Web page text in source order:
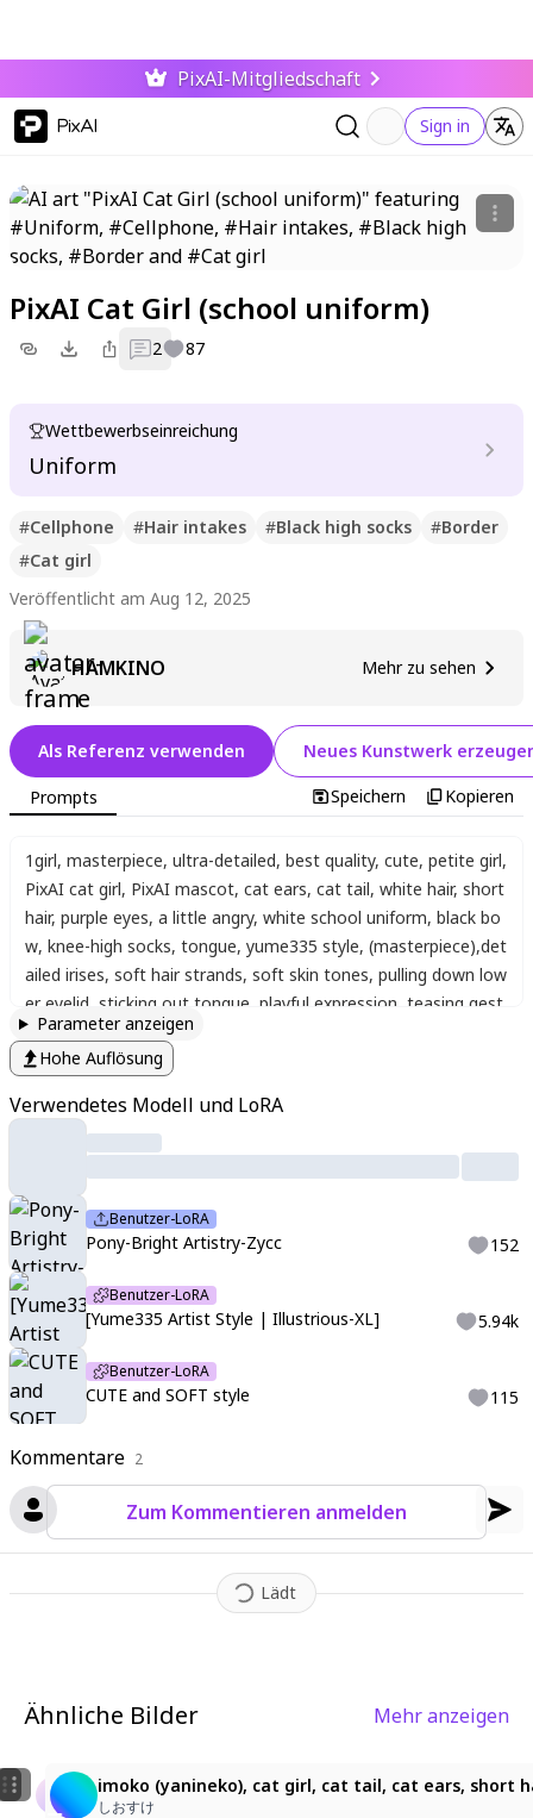
PixAI-Mitgliedschaft
PixAI Sign in
PixAI Cat Girl (school uniform)
2 87
Wettbewerbseinreichung
Uniform
#Cellphone #Hair intakes #Black high socks #Border
#Cat girl
Veröffentlicht am Aug 12, 2025
HAMKINO Mehr zu sehen
Kommentare 2
Zum Kommentieren anmelden
Lädt
Als Referenz verwenden Neues Kunstwerk
Prompts Speichern Kopieren
1girl, masterpiece, ultra-detailed, best quality, cute, petite girl,
PixAI cat girl, PixAI mascot, cat ears, cat tail, white hair, short
hair, purple eyes, a little angry, white school uniform, black bo
w, knee-high socks, tongue, yume335 style, (masterpiece),det
ailed irises, soft hair strands, soft skin tones, pulling down low
er eyelid sticking out tongue playful expression teasing gest
ure, mischievous smile
Parameter anzeigen
Hohe Auflösung
Verwendetes Modell und LoRA
Benutzer-LoRA
Pony-Bright Artistry-Zycc 152
Benutzer-LoRA
[Yume335 Artist Style | Illustrious-XL] 5.94k
Benutzer-LoRA
CUTE and SOFT style 115
Ähnliche Bilder Mehr anzeigen
nekomata okayu, 1girl, cat girl, animal ears, animal
midnightfyre27
Cat girl
한라
imoko (yanineko), cat girl, cat tail, cat ears, short
しおすけ